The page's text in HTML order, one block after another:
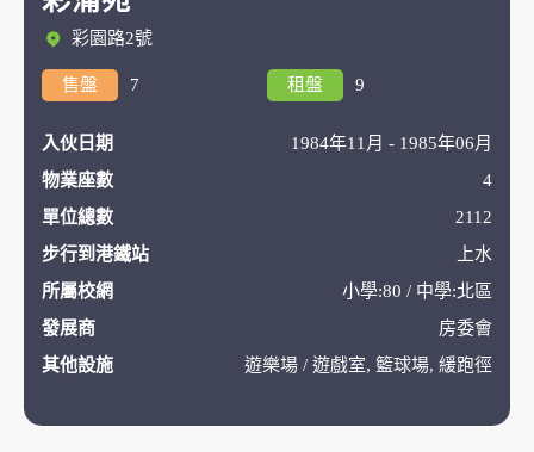
彩園路2號
售盤 7 租盤 9
入伙日期
1984年11月 - 1985年06月
物業座數
4
單位總數
2112
步行到港鐵站
上水
所屬校網
小學:80 / 中學:北區
發展商
房委會
其他設施
遊樂場 / 遊戲室, 籃球場, 緩跑徑